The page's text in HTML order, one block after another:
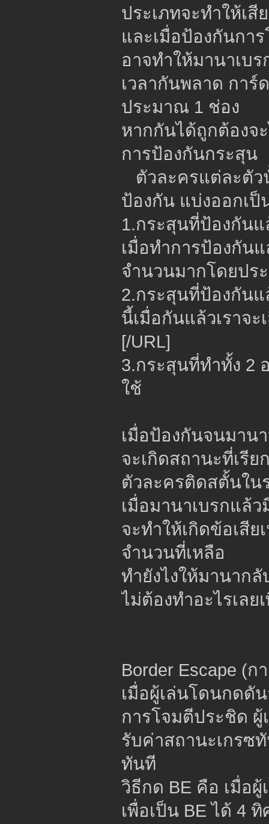
ประเภทจะทำให้เสี
และเมื่อป้องกันกา
อาจทำให้มานาเบร
เวลากันพลาด การ์
ประมาณ 1 ช่อง
หากกันได้ถูกต้องจ
การป้องกันกระสุน
ตัวละครแต่ละตัว
ป้องกัน แบ่งออกเป็
1.กระสุนที่ป้องกัน
เมื่อทำการป้องกัน
จำนวนมากโดยปร
2.กระสุนที่ป้องกัน
นี้เมื่อกันแล้วเราจ
[/URL]
3.กระสุนที่ทำทั้ง 2
ใช้
เมื่อป้องกันจนมาน
จะเกิดสถานะที่เรี
ตัวละครติดสตั้นใน
เมื่อมานาเบรกแล้ว
จะทำให้เกิดข้อเสี
จำนวนที่เหลือ
ทำยังไงให้มานากลั
ไม่ต้องทำอะไรเลย
Border Escape (
เมื่อผู้เล่นโดนกดดั
การโจมตีประชิด ผู้
รับค่าสถานะเกรซ
ทันที
วิธีกด BE คือ เมื่อ
เพื่อเป็น BE ได้ 4